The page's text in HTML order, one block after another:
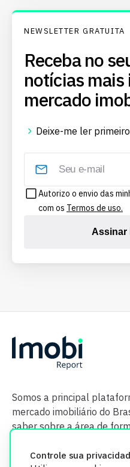
Controle sua
NEWSLETTER GRATUITA
Receba no
notícias
mercado
Deixe-me ler
Autorizo o envio das
com os Termos de uso.
Assinar
Somos a principal
mercado imobiliário do
saber sobre a área de